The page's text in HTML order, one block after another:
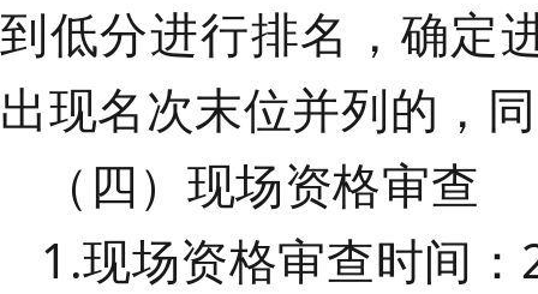
到低分进行排名 ， 确定
出现名次末位并列的，
（四）现场资格审查
1.现场资格审查时间：